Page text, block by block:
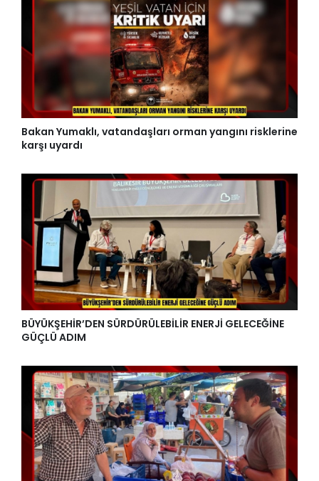
Bakan Yumaklı, vatandaşları orman yangını risklerine
karşı uyardı
BÜYÜKŞEHİR’DEN SÜRDÜRÜLEBİLİR ENERJİ GELECEĞİNE
GÜÇLÜ ADIM